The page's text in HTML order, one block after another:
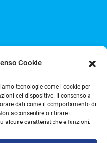
Cookie
tecnologie come i cookie per
del dispositivo. Il consenso a
dati come il comportamento di
acconsentire o ritirare il
alcune caratteristiche e funzioni.